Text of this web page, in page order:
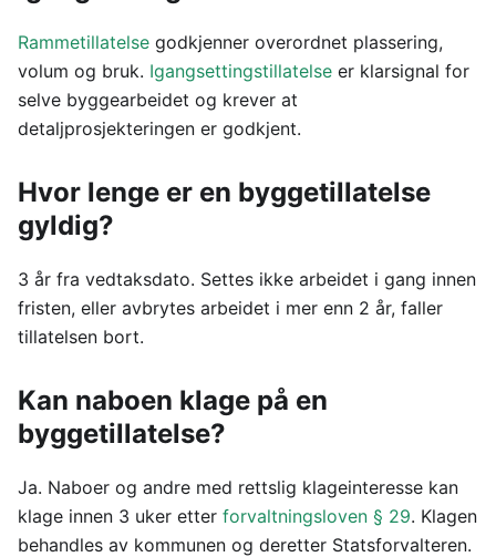
Rammetillatelse godkjenner overordnet plassering,
volum og bruk. Igangsettingstillatelse er klarsignal for
selve byggearbeidet og krever at
detaljprosjekteringen er godkjent.
Hvor lenge er en byggetillatelse
gyldig?
3 år fra vedtaksdato. Settes ikke arbeidet i gang innen
fristen, eller avbrytes arbeidet i mer enn 2 år, faller
tillatelsen bort.
Kan naboen klage på en
byggetillatelse?
Ja. Naboer og andre med rettslig klageinteresse kan
klage innen 3 uker etter forvaltningsloven § 29. Klagen
behandles av kommunen og deretter Statsforvalteren.